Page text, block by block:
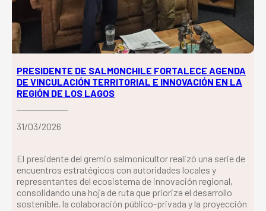
PRESIDENTE DE SALMONCHILE FORTALECE AGENDA
DE VINCULACIÓN TERRITORIAL E INNOVACIÓN EN LA
REGIÓN DE LOS LAGOS
31/03/2026
El presidente del gremio salmonicultor realizó una serie de
encuentros estratégicos con autoridades locales y
representantes del ecosistema de innovación regional,
consolidando una hoja de ruta que prioriza el desarrollo
sostenible, la colaboración público-privada y la proyección